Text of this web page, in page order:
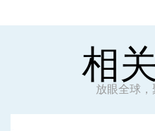
相
放眼全球